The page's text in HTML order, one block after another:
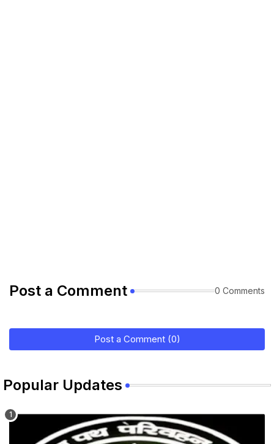
Post a Comment 0 Comments
Post a Comment (0)
Popular Updates